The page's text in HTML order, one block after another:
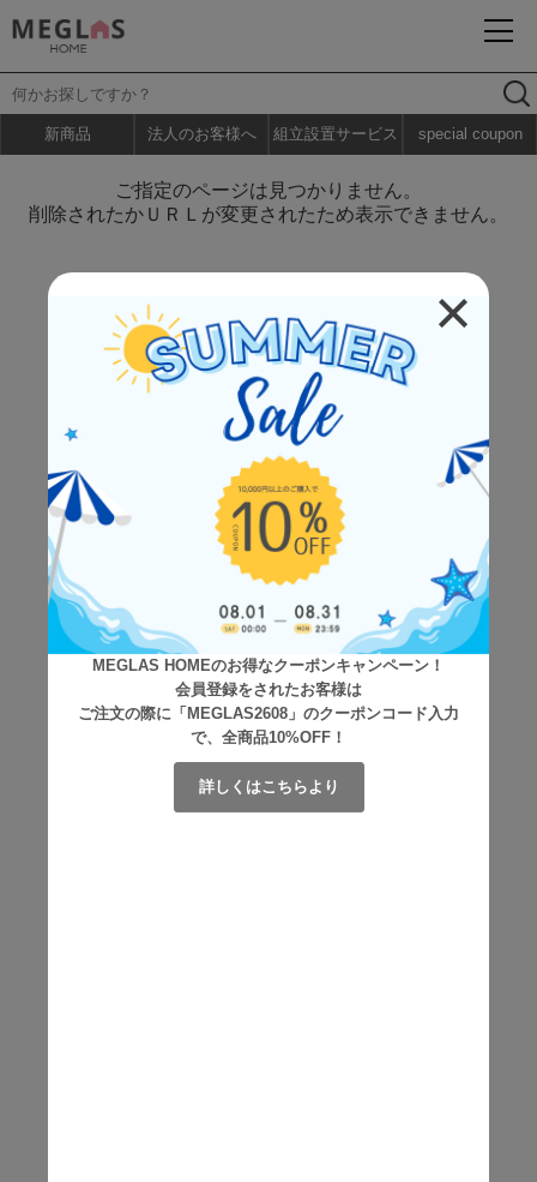
新商品 法人のお客様へ 組立設置サービス special coupon
MEGLAS HOMEのお得なクーポンキャンペーン！
会員登録をされたお客様は
ご注文の際に「MEGLAS2608」のクーポンコード入力
で、全商品10%OFF！
詳しくはこちらより
ご指定のページは見つかりません。
削除されたかＵＲＬが変更されたため表示できません。